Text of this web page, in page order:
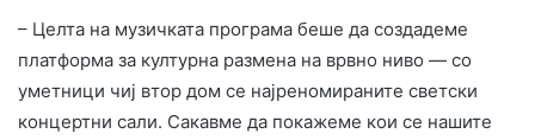
– Целта на музичката програма беше да создадеме
платформа за културна размена на врвно ниво — со
уметници чиј втор дом се најреномираните светски
концертни сали. Сакавме да покажеме кои се нашите